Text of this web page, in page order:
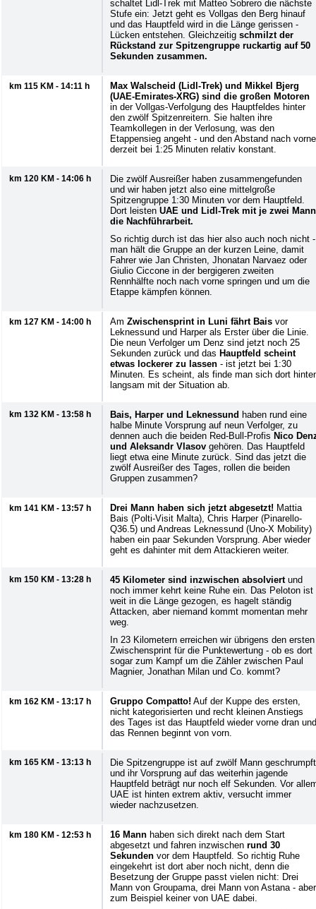
schaltet Lidl-Trek mit Matteo Sobrero die nächste
Stufe ein: Jetzt geht es Vollgas den Berg hinauf
und das Hauptfeld wird in die Länge gerissen -
Lücken entstehen. Gleichzeitig schmilzt der
Rückstand zur Spitzengruppe ruckartig auf 50
Sekunden zusammen.
km 115 KM - 14:11 h
Max Walscheid (Lidl-Trek) und Mikkel Bjerg
(UAE-Emirates-XRG) sind die großen Motoren
in der Vollgas-Verfolgung des Hauptfeldes hinter
den zwölf Spitzenreitern. Sie halten ihre
Teamkollegen in der Verlosung, was den
Etappensieg angeht - und den Abstand nach vorne
derzeit bei 1:25 Minuten relativ konstant.
km 120 KM - 14:06 h
Die zwölf Ausreißer haben zusammengefunden
und wir haben jetzt also eine mittelgroße
Spitzengruppe 1:30 Minuten vor dem Hauptfeld.
Dort leisten UAE und Lidl-Trek mit je zwei Mann
die Nachführarbeit.
So richtig durch ist das hier also auch noch nicht -
man hält die Gruppe an der kurzen Leine, damit
Fahrer wie Jan Christen, Jhonatan Narvaez oder
Giulio Ciccone in der bergigeren zweiten
Rennhälfte noch nach vorne springen und um die
Etappe kämpfen können.
km 127 KM - 14:00 h Am Zwischensprint in Luni fährt Bais vor
Leknessund und Harper als Erster über die Linie.
Die neun Verfolger um Denz sind jetzt noch 25
Sekunden zurück und das Hauptfeld scheint
etwas lockerer zu lassen - ist jetzt bei 1:30
Minuten. Es scheint, als finde man sich dort
langsam mit der Situation ab.
km 132 KM - 13:58 h Bais, Harper und Leknessund haben rund eine
halbe Minute Vorsprung auf neun Verfolger, zu
dennen auch die beiden Red-Bull-Profis Nico
und Aleksandr Vlasov gehören. Das Hauptfeld
liegt etwa eine Minute zurück. Sind das jetzt die
zwölf Ausreißer des Tages, rollen die beiden
Gruppen zusammen?
km 141 KM - 13:57 h Drei Mann haben sich jetzt abgesetzt! Mattia
Bais (Polti-Visit Malta), Chris Harper (Pinarello-
Q36.5) und Andreas Leknessund (Uno-X Mobility)
haben ein paar Sekunden Vorsprung. Aber wieder
geht es dahinter mit dem Attackieren weiter.
km 150 KM - 13:28 h 45 Kilometer sind inzwischen absolviert und
noch immer kehrt keine Ruhe ein. Das Peloton ist
weit in die Länge gezogen, es hagelt ständig
Attacken, aber niemand kommt momentan mehr
weg.
In 23 Kilometern erreichen wir übrigens den ersten
Zwischensprint für die Punktewertung - ob es dort
sogar zum Kampf um die Zähler zwischen Paul
Magnier, Jonathan Milan und Co. kommt?
km 162 KM - 13:17 h Gruppo Compatto! Auf der Kuppe des ersten,
nicht kategorisierten und recht kleinen Anstiegs
des Tages ist das Hauptfeld wieder vorne dran und
das Rennen beginnt von vorn.
km 165 KM - 13:13 h
Die Spitzengruppe ist auf zwölf Mann geschrumpft
und ihr Vorsprung auf das weiterhin jagende
Hauptfeld beträgt nur noch elf Sekunden. Vor
UAE ist hinten extrem aktiv, versucht immer
wieder nachzusetzen.
km 180 KM - 12:53 h 16 Mann haben sich direkt nach dem Start
abgesetzt und fahren inzwischen rund 30
Sekunden vor dem Hauptfeld. So richtig Ruhe
eingekehrt ist dort aber noch nicht, denn die
Besetzung der Gruppe passt vielen nicht: Drei
Mann von Groupama, drei Mann von Astana - aber
zum Beispiel keiner von UAE dabei.